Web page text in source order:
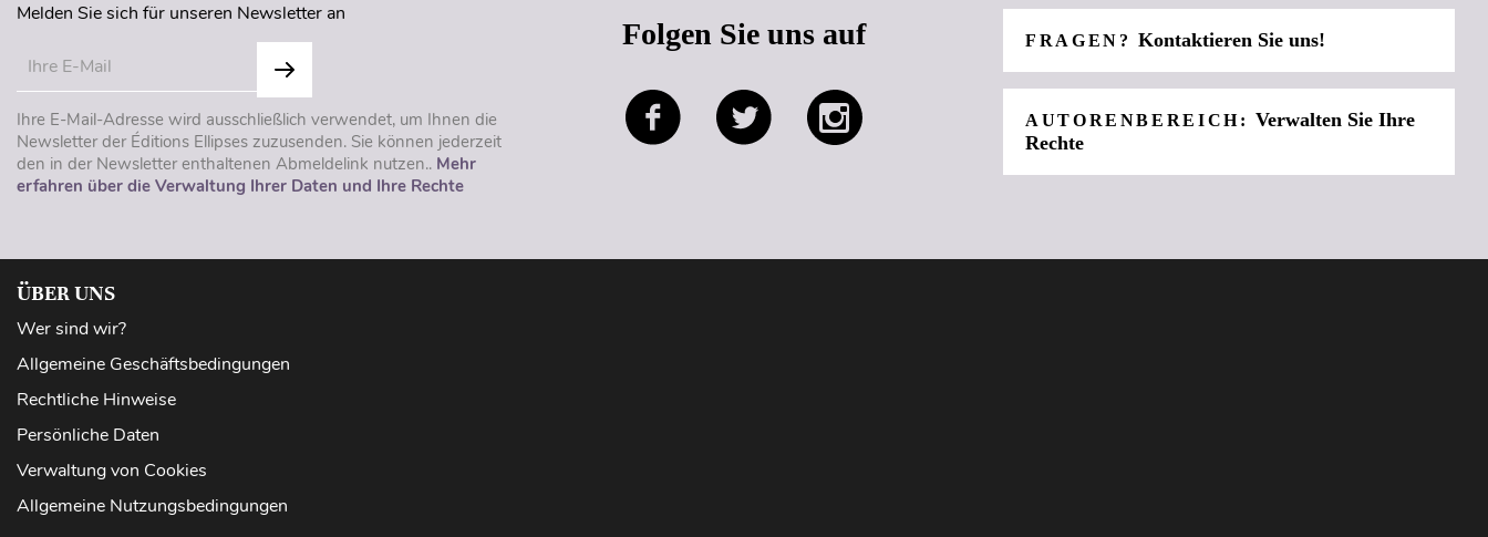
Melden Sie sich für unseren Newsletter an
Ihre E-Mail-Adresse wird ausschließlich verwendet, um Ihnen die
Newsletter der Éditions Ellipses zuzusenden. Sie können jederzeit
den in der Newsletter enthaltenen Abmeldelink nutzen.. Mehr
erfahren über die Verwaltung Ihrer Daten und Ihre Rechte
Folgen Sie uns auf FRAGEN?Kontaktieren Sie uns!
AUTORENBEREICH:Verwalten Sie Ihre
Rechte
ÜBER UNS
Wer sind wir?
Allgemeine Geschäftsbedingungen
Rechtliche Hinweise
Persönliche Daten
Verwaltung von Cookies
Allgemeine Nutzungsbedingungen